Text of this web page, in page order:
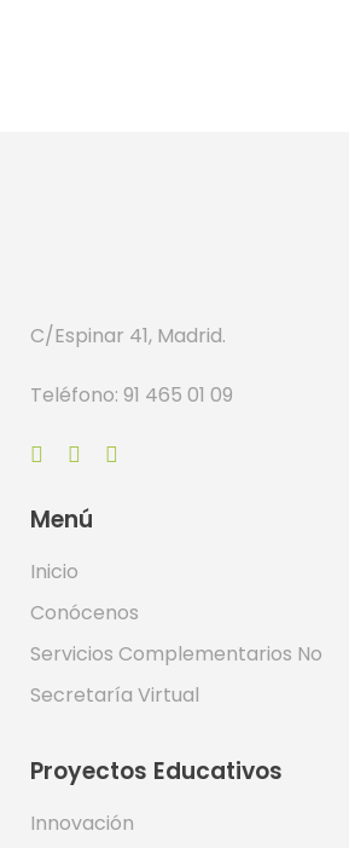
C/Espinar 41, Madrid.
Teléfono: 91 465 01 09
Menú
Inicio
Conócenos
Servicios Complementarios No
Secretaría Virtual
Proyectos Educativos
Innovación